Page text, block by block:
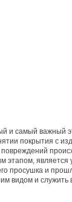
и самый важный
покрытия с
этапом, является
просушка и
видом и служить